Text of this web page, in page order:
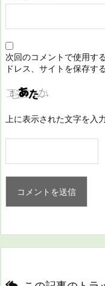
次回のコメントで使用す
ドレス、サイトを保存する
上に表示された文字を入